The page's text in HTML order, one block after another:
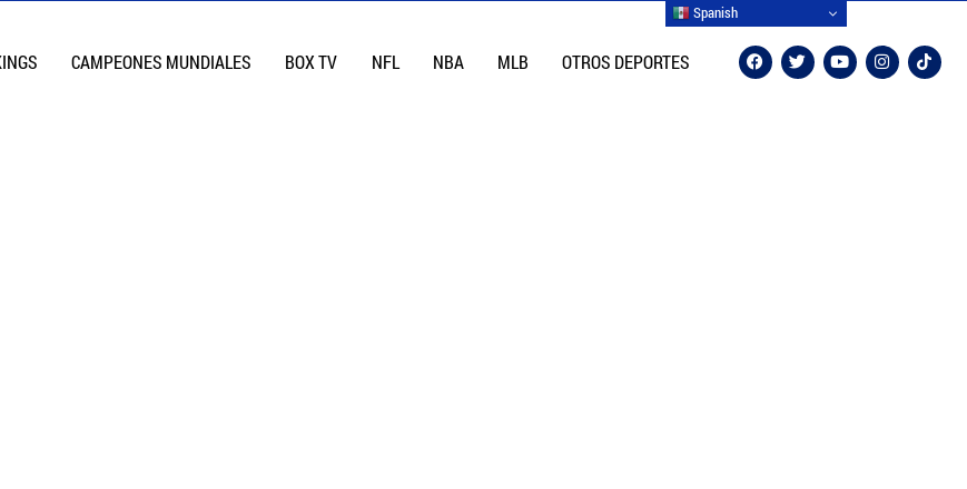
CAMPEONES MUNDIALES BOX TV NFL NBA MLB OTROS DEPORTES
Spanish